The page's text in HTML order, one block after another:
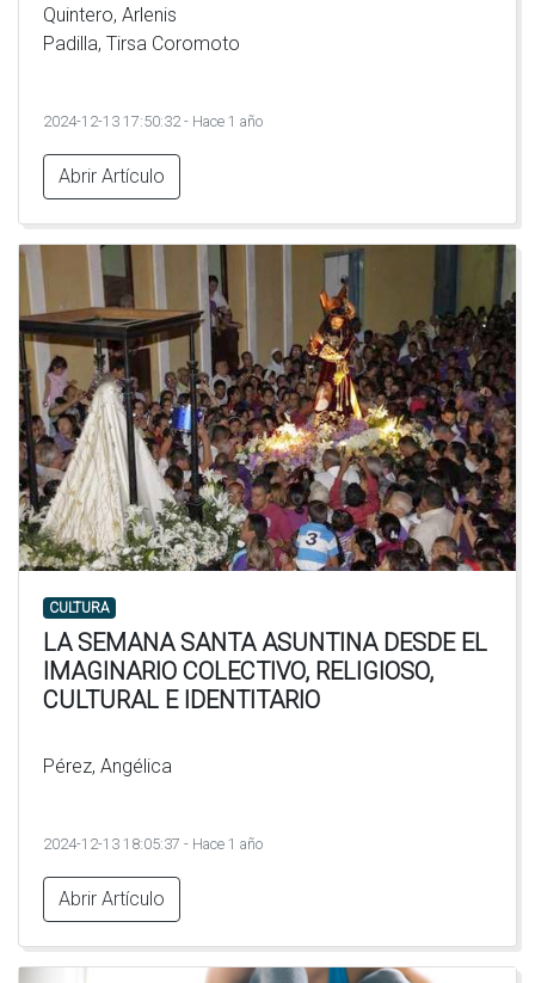
Quintero, Arlenis
Padilla, Tirsa Coromoto
2024-12-13 17:50:32 - Hace 1 año
Abrir Artículo
CULTURA
LA SEMANA SANTA ASUNTINA DESDE EL
IMAGINARIO COLECTIVO, RELIGIOSO,
CULTURAL E IDENTITARIO
Pérez, Angélica
2024-12-13 18:05:37 - Hace 1 año
Abrir Artículo